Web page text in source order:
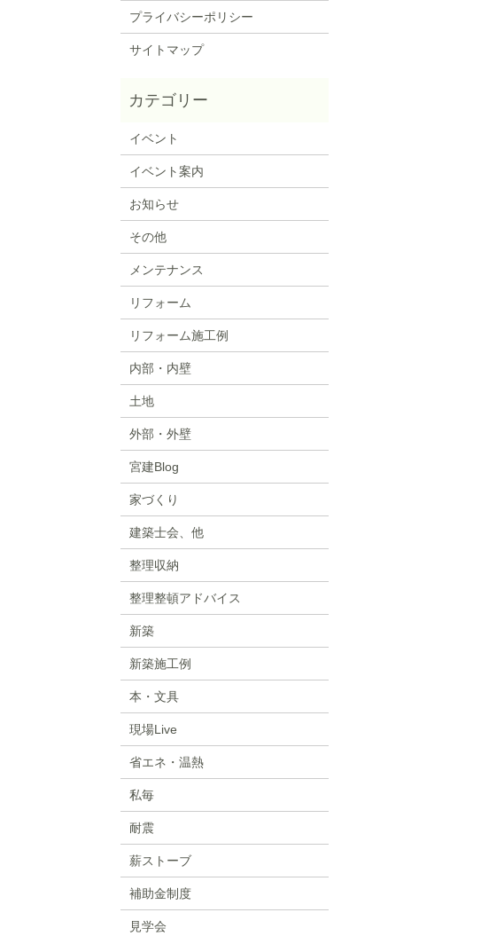
プライバシーポリシー
サイトマップ
イベント
イベント案内
お知らせ
その他
メンテナンス
リフォーム
リフォーム施工例
内部・内壁
土地
外部・外壁
宮建Blog
家づくり
建築士会、他
整理収納
整理整頓アドバイス
新築
新築施工例
本・文具
現場Live
省エネ・温熱
私毎
耐震
薪ストーブ
補助金制度
見学会